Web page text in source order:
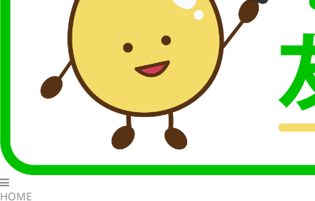
HOME
生産終了が迫る！水銀灯からLED